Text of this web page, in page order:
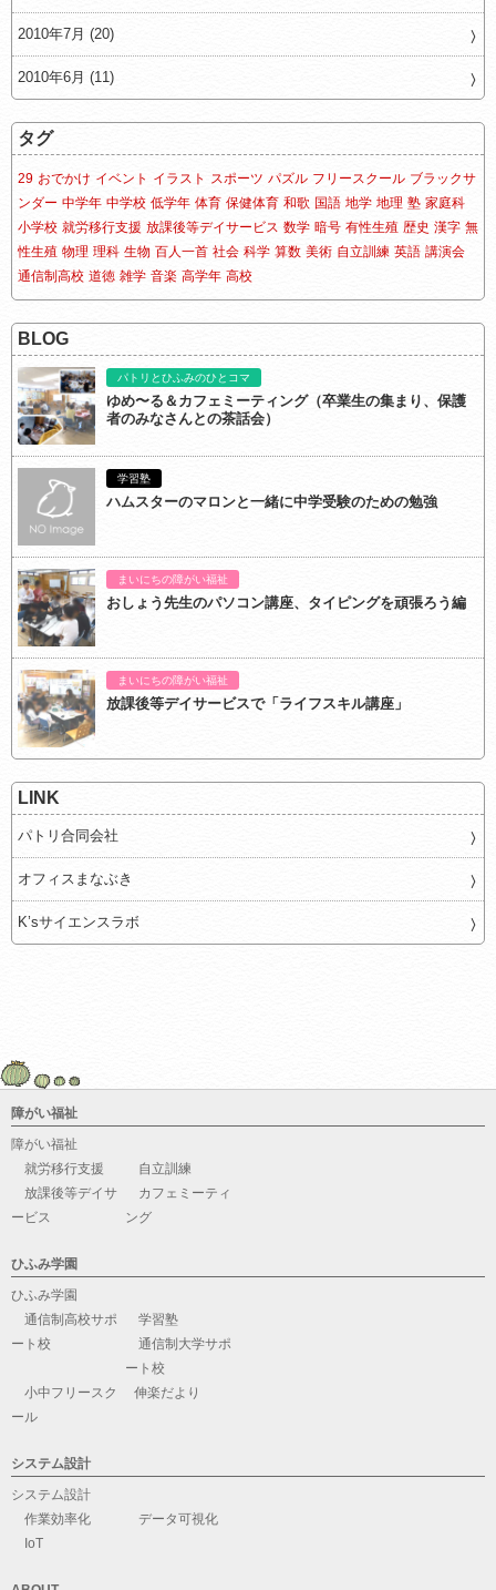
2010年7月 (20)
2010年6月 (11)
タグ
29 おでかけ イベント イラスト スポーツ パズル フリースクール ブラックサ
ンダー 中学年 中学校 低学年 体育 保健体育 和歌 国語 地学 地理 塾 家庭科
小学校 就労移行支援 放課後等デイサービス 数学 暗号 有性生殖 歴史 漢字 無
性生殖 物理 理科 生物 百人一首 社会 科学 算数 美術 自立訓練 英語 講演会
通信制高校 道徳 雑学 音楽 高学年 高校
BLOG
パトリとひふみのひとコマ
ゆめ〜る＆カフェミーティング（卒業生の集まり、保護
者のみなさんとの茶話会）
学習塾
ハムスターのマロンと一緒に中学受験のための勉強
まいにちの障がい福祉
おしょう先生のパソコン講座、タイピングを頑張ろう編
まいにちの障がい福祉
放課後等デイサービスで「ライフスキル講座」
LINK
パトリ合同会社
オフィスまなぶき
K’sサイエンスラボ
障がい福祉
障がい福祉
就労移行支援
自立訓練
放課後等デイサ
ービス
カフェミーティ
ング
ひふみ学園
ひふみ学園
通信制高校サポ
ート校
学習塾
通信制大学サポ
ート校
小中フリースク
ール
伸楽だより
システム設計
システム設計
作業効率化
データ可視化
IoT